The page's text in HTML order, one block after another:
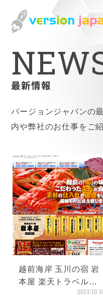
NEW
最新情報
バージョンジャパンの
内や弊社のお仕事をご
越前海岸 玉川の宿 岩
本屋 楽天トラベル・
カスタマイズページ公